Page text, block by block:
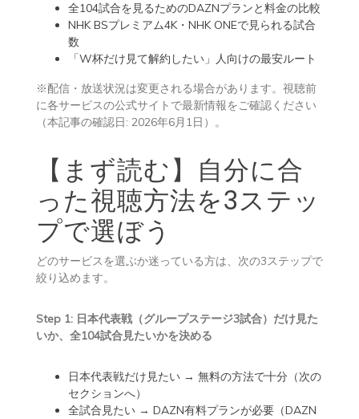
全104試合を見るためのDAZNプランと料金の比較
NHK BSプレミアム4K・NHK ONEで見られる試合
数
「W杯だけ見て解約したい」人向けの最安ルート
※配信・放送状況は変更される場合があります。視聴前
に各サービスの公式サイトで最新情報をご確認ください
（本記事の確認日: 2026年6月1日）。
【まず読む】自分に合
った視聴方法を3ステッ
プで選ぼう
どのサービスを選ぶか迷っている方は、次の3ステップで
絞り込めます。
Step 1: 日本代表戦（グループステージ3試合）だけ見た
いか、全104試合見たいかを決める
日本代表戦だけ見たい → 無料の方法で十分（次の
セクションへ）
全試合見たい → DAZN有料プランが必要（DAZN